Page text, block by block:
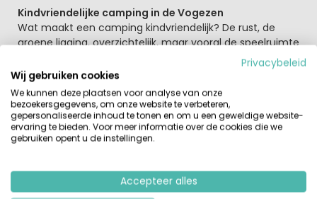
Kindvriendelijke camping in de Vogezen
Wat maakt een camping kindvriendelijk? De rust, de
groene ligging, overzichtelijk, maar vooral de speelruimte
maakt dit een topcamping voor kinderen. Met name
voor jonge kinderen zijn er leuke voorzieningen. Erg leuk
zijn bijvoorbeeld de watertafels waar ze zich uren mee
kunnen vermaken. Verder is er eenopzetzwembad
lekker af te koelen, een tafeltennistafel en kunnen ze
vissen in de vijver. Bij minder weer is er bovendien een
spelletjeskamer en 's avonds mag er een kampvuur
op het veld van de camping. Dit circus is echter maar 1
keer in de 2 weken.
Privacybeleid
Wij gebruiken cookies
We kunnen deze plaatsen voor analyse van onze
bezoekersgegevens, om onze website te verbeteren,
gepersonaliseerde inhoud te tonen en om u een geweldige website-
ervaring te bieden. Voor meer informatie over de cookies die we
gebruiken opent u de instellingen.
Accepteer alles